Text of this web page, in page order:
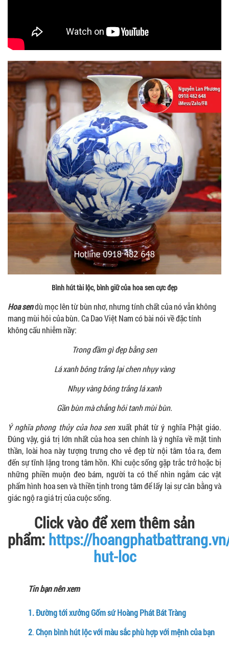
Bình hút tài lộc, bình giữ của hoa sen cực đẹp
Hoa sendù mọc lên từ bùn nhơ, nhưng tính chất của nó vẫn không
mang mùi hôi của bùn. Ca Dao Việt Nam có bài nói về đặc tính
không cấu nhiễm nầy:
Trong đầm gì đẹp bằng sen
Lá xanh bông trắng lại chen nhụy vàng
Nhụy vàng bông trắng lá xanh
Gần bùn mà chẳng hôi tanh mùi bùn.
Ý nghĩa phong thủy của hoa senxuất phát từ ý nghĩa Phật giáo.
Đúng vậy, giá trị lớn nhất của hoa sen chính là ý nghĩa về mặt tinh
thần, loài hoa này tượng trưng cho vẻ đẹp từ nội tâm tỏa ra, đem
đến sự tĩnh lặng trong tâm hồn. Khi cuộc sống gặp trắc trở hoặc bị
những phiền muộn đeo bám, người ta có thể nhìn ngắm các vật
phẩm hình hoa sen và thiền tịnh trong tâm để lấy lại sự cân bằng và
giác ngộ ra giá trị của cuộc sống.
Click vào để xem thêm sản
phẩm: https://
hut-loc
Tin bạn nên xem
1.Đường tới xưởng Gốm sứ Hoàng Phát Bát Tràng
2.Chọn bình hút lộc với màu sắc phù hợp với mệnh của bạn